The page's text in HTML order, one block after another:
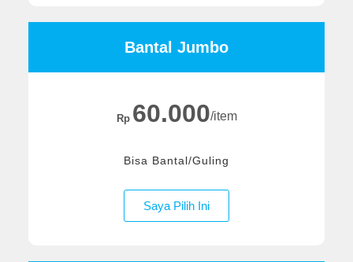
Bantal Jumbo
Rp 60.000/item
Bisa Bantal/Guling
Saya Pilih Ini